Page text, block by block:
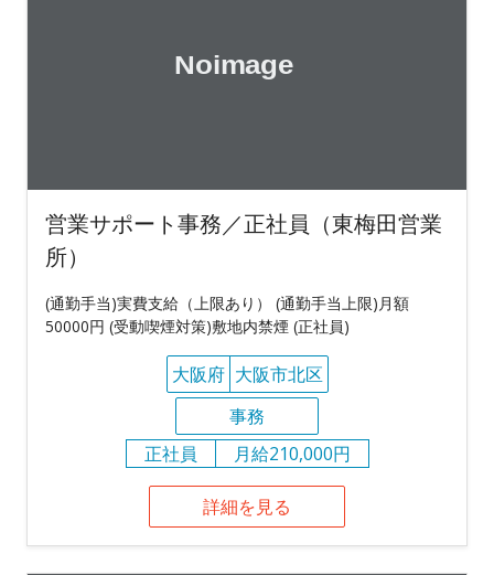
営業サポート事務／正社員（東梅田営業
所）
(通勤手当)実費支給（上限あり） (通勤手当上限)月額
50000円 (受動喫煙対策)敷地内禁煙 (正社員)
大阪府 大阪市北区
事務
正社員
月給210,000円
詳細を見る